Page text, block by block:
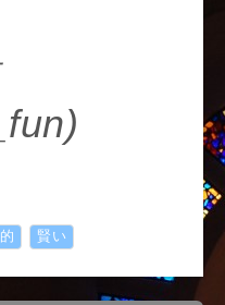
賢い